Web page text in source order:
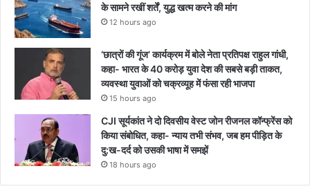
के सामने रखीं शर्तें, युद्ध खत्म करने की मांग
12 hours ago
‘छात्रों की गूंज’ कार्यक्रम में बोले नेता प्रतिपक्ष राहुल गांधी,
कहा- भारत के 40 करोड़ युवा देश की सबसे बड़ी ताकत,
व्यवस्था युवाओं को चक्रव्यूह में फंसा रही भाजपा
15 hours ago
CJI सूर्यकांत ने दो दिवसीय वेस्ट जोन रीजनल कॉन्फ्रेंस को
किया संबोधित, कहा- न्याय तभी संभव, जब हम पीड़ित के
दु:ख-दर्द को उसकी भाषा में समझें
18 hours ago